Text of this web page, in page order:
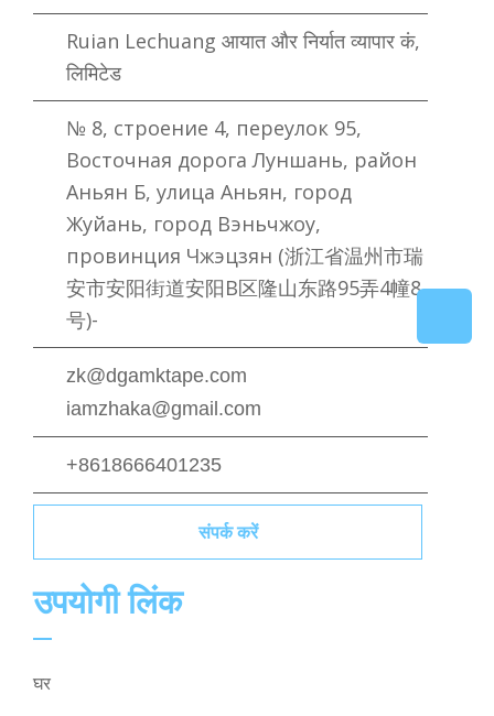
Ruian Lechuang आयात और निर्यात व्यापार कं,
लिमिटेड
№ 8, строение 4, переулок 95,
Восточная дорога Луншань, район
Аньян Б, улица Аньян, город
Жуйань, город Вэньчжоу,
провинция Чжэцзян (浙江省温州市瑞
安市安阳街道安阳B区隆山东路95弄4幢8
号)-
zk@dgamktape.com
iamzhaka@gmail.com
+8618666401235
संपर्क करें
उपयोगी लिंक
घर